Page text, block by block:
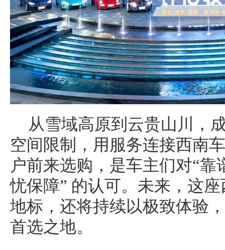
从雪域高原到云贵山川，
空间限制，用服务连接西南
户前来选购，是车主们对“
忧保障” 的认可。未来，这
地标，还将持续以极致体验
首选之地。